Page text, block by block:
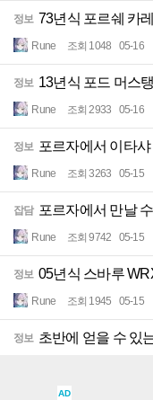
정보 73년식 포르쉐 카
Rune 조회 1048 05-16
정보 13년식 포드 머스
Rune 조회 2933 05-16
정보 포르자에서 이타
Rune 조회 3263 05-15
잡담 포르자에서 만날
Rune 조회 9742 05-15
정보 05년식 스바루
Rune 조회 1945 05-15
정보 초반에 얻을 수 있
AD